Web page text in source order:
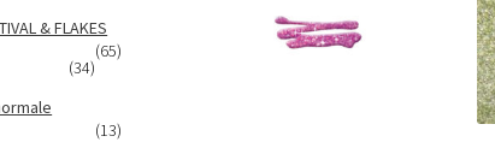
& FLAKES
(65)
(34)
(13)